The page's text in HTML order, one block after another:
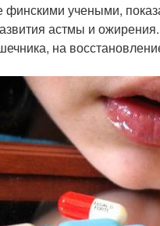
учеными,
астмы и
на